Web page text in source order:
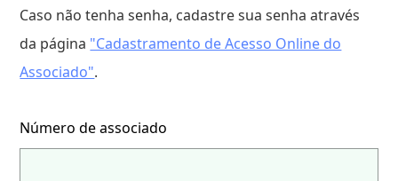
Caso não tenha senha, cadastre sua senha através
da página "Cadastramento de Acesso Online do
Associado".
Número de associado